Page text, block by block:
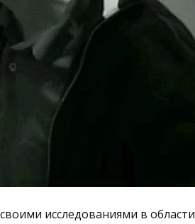
исследованиями в области